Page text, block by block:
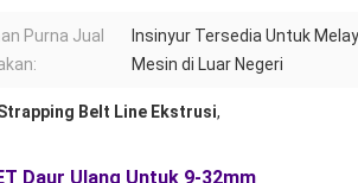
Purna Jual
Insinyur Tersedia Untuk
Mesin di Luar Negeri
Belt Line Ekstrusi,
Daur Ulang Untuk 9-32mm